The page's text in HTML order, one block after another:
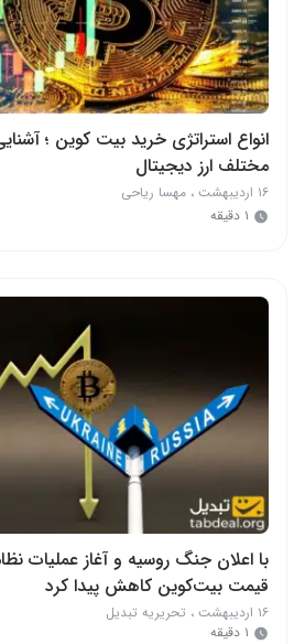
انواع استراتژی‌ خرید بیت کوین ؛
مختلف ارز دیجیتال
۱۶ اردیبهشت ، مهسا ریاحی
۱ دقیقه
با اعلان جنگ روسیه و آغاز عملیات
قیمت بیت‌کوین کاهش پیدا کرد
۱۶ اردیبهشت ، تحریریه تبدیل
۱ دقیقه